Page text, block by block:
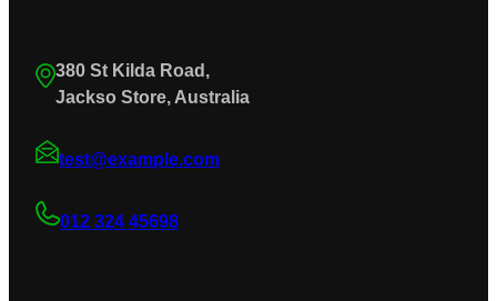
380 St Kilda Road,
Jackso Store, Australia
test@example.com
012 324 45698